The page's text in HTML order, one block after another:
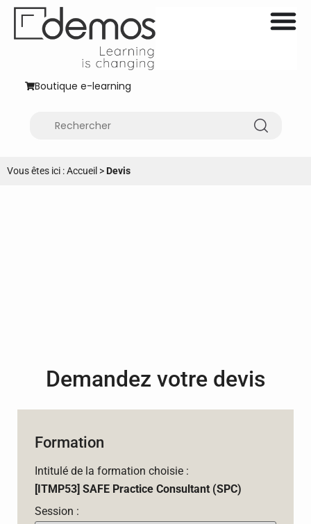
Boutique e-learning
Vous êtes ici :Accueil >Devis
Demandez votre devis
Formation
Intitulé de la formation choisie :
[ITMP53] SAFE Practice Consultant (SPC)
Session :